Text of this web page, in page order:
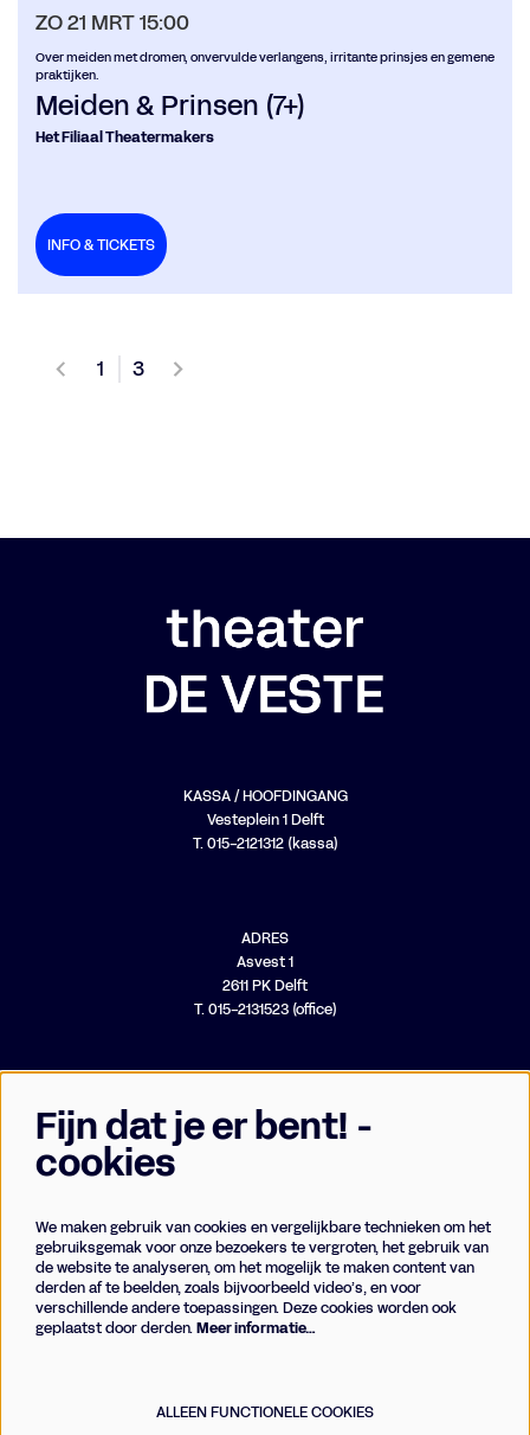
Meiden & Prinsen (7+)
Het Filiaal Theatermakers
Over meiden met dromen, onvervulde verlangens, irritante prinsjes en gemene
praktijken.
ZO 21 MRT15:00
INFO & TICKETS
1 3
KASSA / HOOFDINGANG
Vesteplein 1 Delft
T. 015-2121312 (kassa)
ADRES
Asvest 1
2611 PK Delft
T. 015-2131523 (office)
Businessclub
Vrienden
Techniek
Fijn dat je er bent! -
cookies
We maken gebruik van cookies en vergelijkbare technieken om het
gebruiksgemak voor onze bezoekers te vergroten, het gebruik van
de website te analyseren, om het mogelijk te maken content van
derden af te beelden, zoals bijvoorbeeld video’s, en voor
verschillende andere toepassingen. Deze cookies worden ook
geplaatst door derden.Meer informatie…
ALLEEN FUNCTIONELE COOKIES